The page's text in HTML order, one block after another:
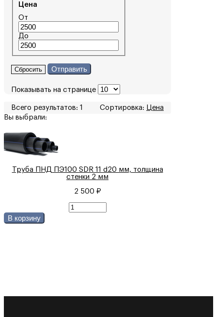
Цена
От
До
Сбросить Отправить
Показывать на странице
Всего результатов: 1 Сортировка: Цена
Вы выбрали:
Труба ПНД ПЭ100 SDR 11 d20 мм, толщина
стенки 2 мм
2 500 ₽
В корзину